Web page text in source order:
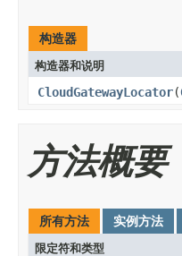
构造器
构造器和说明
CloudGatewayLocator(
方法概要
所有方法 实例方法
限定符和类型